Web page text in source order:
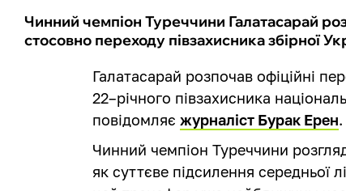
Чинний чемпіон Туреччини Галатасарай
стосовно переходу півзахисника збірної
Галатасарай розпочав офіційні
22–річного півзахисника
повідомляєжурналіст Бурак Ерен.
Чинний чемпіон Туреччини
як суттєве підсилення середньої